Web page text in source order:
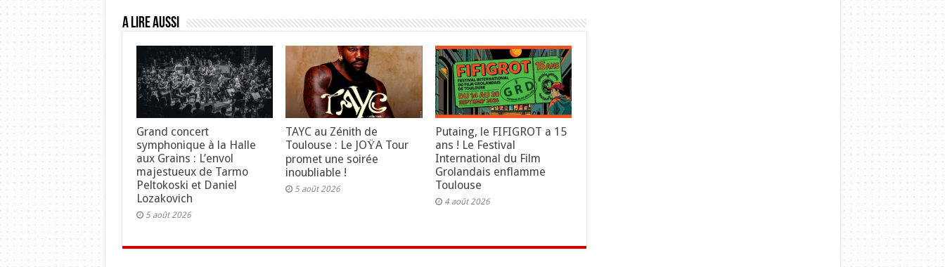
A lire aussi
Grand concert
symphonique à la Halle
aux Grains : L’envol
majestueux de Tarmo
Peltokoski et Daniel
Lozakovich
5 août 2026
TAYC au Zénith de
Toulouse : Le JOŸA Tour
promet une soirée
inoubliable !
5 août 2026
Putaing, le FIFIGROT a 15
ans ! Le Festival
International du Film
Grolandais enflamme
Toulouse
4 août 2026